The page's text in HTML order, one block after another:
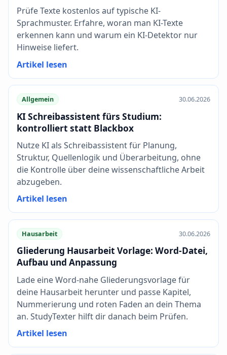
Prüfe Texte kostenlos auf typische KI-
Sprachmuster. Erfahre, woran man KI-Texte
erkennen kann und warum ein KI-Detektor nur
Hinweise liefert.
Artikel lesen
Allgemein 30.06.2026
KI Schreibassistent fürs Studium:
kontrolliert statt Blackbox
Nutze KI als Schreibassistent für Planung,
Struktur, Quellenlogik und Überarbeitung, ohne
die Kontrolle über deine wissenschaftliche Arbeit
abzugeben.
Artikel lesen
Hausarbeit 30.06.2026
Gliederung Hausarbeit Vorlage: Word-Datei,
Aufbau und Anpassung
Lade eine Word-nahe Gliederungsvorlage für
deine Hausarbeit herunter und passe Kapitel,
Nummerierung und roten Faden an dein Thema
an. StudyTexter hilft dir danach beim Prüfen.
Artikel lesen